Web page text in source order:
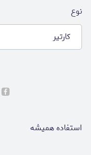
نوع
كارتير
استفاده هميشه